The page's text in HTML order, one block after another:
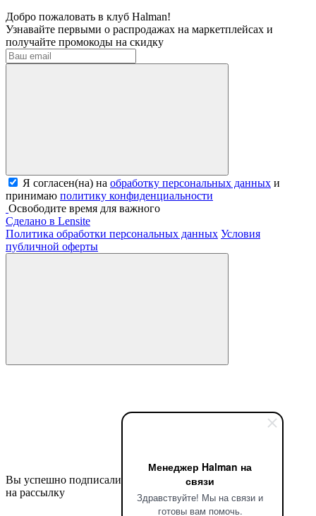
Менеджер Halman на
связи
Здравствуйте! Мы на связи и
готовы вам помочь.
Добро пожаловать в клуб Halman!
Узнавайте первыми о распродажах на маркетплейсах и
получайте промокоды на скидку
Я согласен(на) на обработку персональных данных и
принимаю политику конфиденциальности
Освободите время для важного
Сделано в Lensite
Политика обработки персональных данных Условия
публичной оферты
Вы успешно подписались
на рассылку